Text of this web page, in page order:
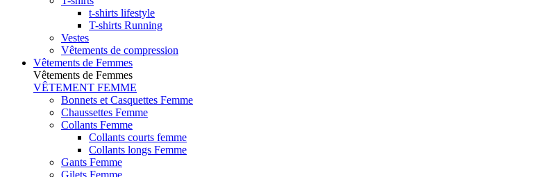
t-shirts lifestyle
T-shirts Running
Vestes
Vêtements de compression
Vêtements de Femmes
Vêtements de Femmes
VÊTEMENT FEMME
Bonnets et Casquettes Femme
Chaussettes Femme
Collants Femme
Collants courts femme
Collants longs Femme
Gants Femme
Gilets Femme